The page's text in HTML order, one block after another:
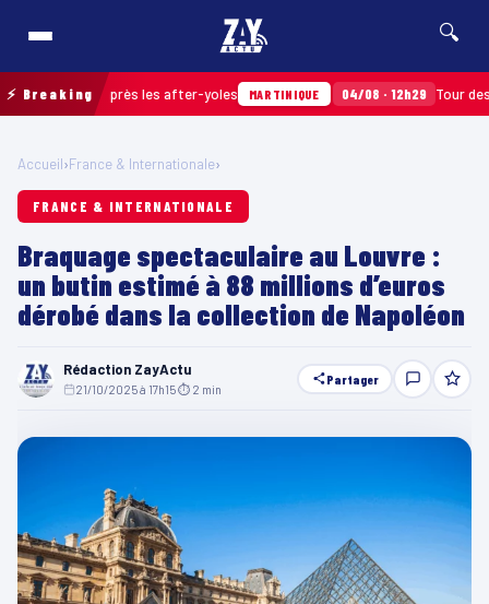
🔍
⚡ Breakingaprès les after-yoles MARTINIQUE 04/08 · 12h29 Tour des
Accueil›France & Internationale›
FRANCE & INTERNATIONALE
Braquage spectaculaire au Louvre :
un butin estimé à 88 millions d’euros
dérobé dans la collection de Napoléon
Rédaction ZayActu
21/10/2025 à 17h15⏱ 2 min
Partager